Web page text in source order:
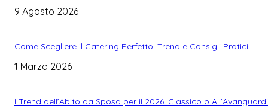
9 Agosto 2026
Come Scegliere il Catering Perfetto: Trend e Consigli Pratici
1 Marzo 2026
I Trend dell’Abito da Sposa per il 2026: Classico o